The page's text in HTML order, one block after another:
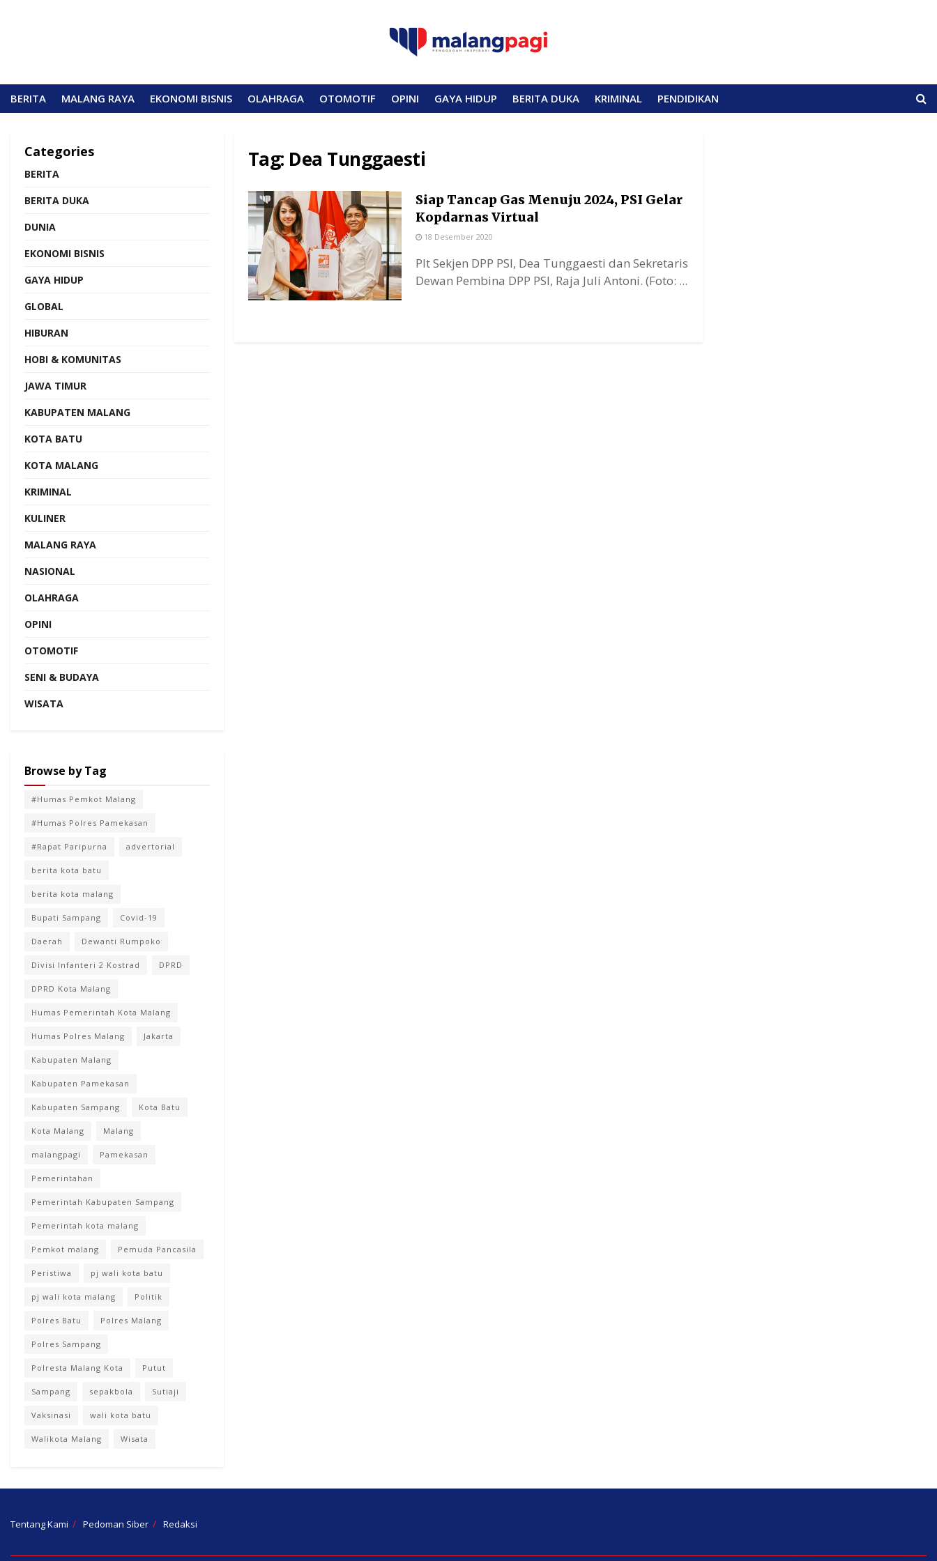
BERITA MALANG RAYA EKONOMI BISNIS OLAHRAGA OTOMOTIF OPINI GAYA HIDUP BERITA DUKA KRIMINAL PENDIDIKAN
Tag: Dea Tunggaesti
Siap Tancap Gas Menuju 2024, PSI Gelar
Kopdarnas Virtual
18 Desember 2020
Plt Sekjen DPP PSI, Dea Tunggaesti dan Sekretaris
Dewan Pembina DPP PSI, Raja Juli Antoni. (Foto: ...
Categories
BERITA
BERITA DUKA
DUNIA
EKONOMI BISNIS
GAYA HIDUP
GLOBAL
HIBURAN
HOBI & KOMUNITAS
JAWA TIMUR
KABUPATEN MALANG
KOTA BATU
KOTA MALANG
KRIMINAL
KULINER
MALANG RAYA
NASIONAL
OLAHRAGA
OPINI
OTOMOTIF
SENI & BUDAYA
WISATA
Browse by Tag
#Humas Pemkot Malang
#Humas Polres Pamekasan
#Rapat Paripurna advertorial
berita kota batu
berita kota malang
Bupati Sampang Covid-19
Daerah Dewanti Rumpoko
Divisi Infanteri 2 Kostrad DPRD
DPRD Kota Malang
Humas Pemerintah Kota Malang
Humas Polres Malang Jakarta
Kabupaten Malang
Kabupaten Pamekasan
Kabupaten Sampang Kota Batu
Kota Malang Malang
malangpagi Pamekasan
Pemerintahan
Pemerintah Kabupaten Sampang
Pemerintah kota malang
Pemkot malang Pemuda Pancasila
Peristiwa pj wali kota batu
pj wali kota malang Politik
Polres Batu Polres Malang
Polres Sampang
Polresta Malang Kota Putut
Sampang sepakbola Sutiaji
Vaksinasi wali kota batu
Walikota Malang Wisata
Tentang Kami Pedoman Siber Redaksi